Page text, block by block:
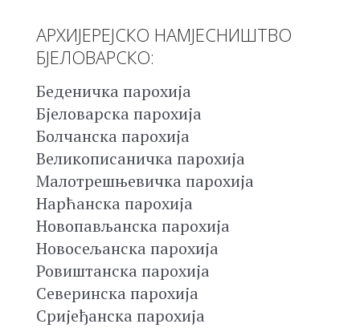
АРХИЈЕРЕЈСКО НАМЈЕСНИШТВО
БЈЕЛОВАРСКО:
Беденичка парохија
Бјеловарска парохија
Болчанска парохија
Великописаничка парохија
Малотрешњевичка парохија
Нарћанска парохија
Новопављанска парохија
Новосељанска парохија
Ровиштанска парохија
Северинска парохија
Сријеђанска парохија